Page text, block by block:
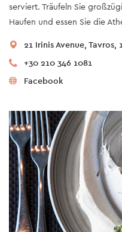
serviert. Träufeln Sie
Haufen und essen Sie die
21 Irinis Avenue, Tavros,
+30 210 346 1081
Facebook